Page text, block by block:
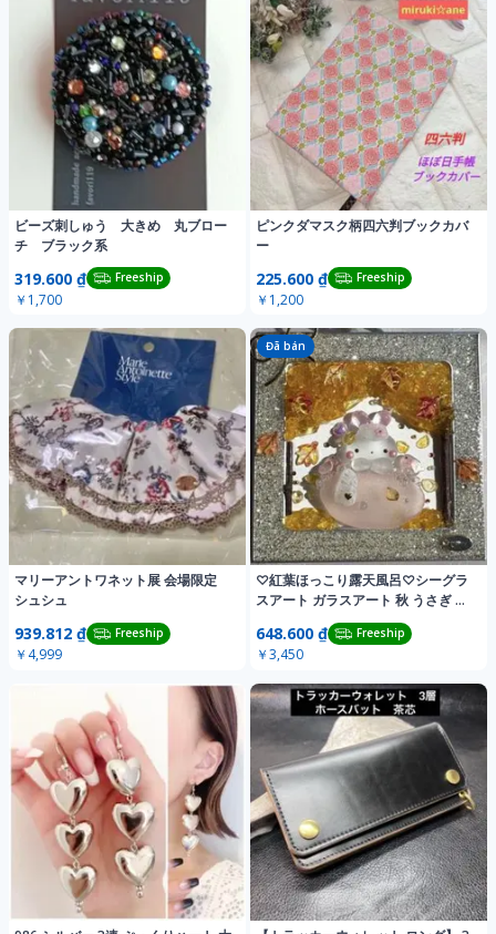
ビーズ刺しゅう 大きめ 丸ブロー
チ ブラック系
319.600 ₫ Freeship
￥1,700
ピンクダマスク柄四六判ブックカバ
ー
225.600 ₫ Freeship
￥1,200
マリーアントワネット展 会場限定
シュシュ
939.812 ₫ Freeship
￥4,999
Đã bán
♡紅葉ほっこり露天風呂♡シーグラ
スアート ガラスアート 秋 うさぎ と
648.600 ₫ Freeship
￥3,450